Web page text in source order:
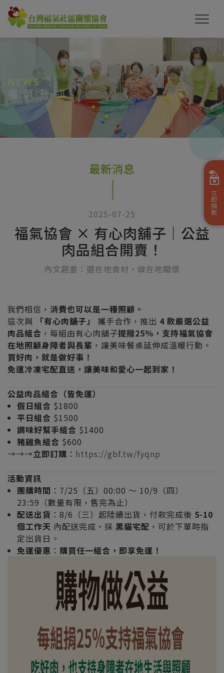
立
即
捐
款
NEWS
福氣新訊
最新消息
2025-07-25
福氣協會 × 有心肉舖子｜公益
肉品組合開賣！
內文題要：選在地食材，做在地關懷
我們相信， 消費也可以是一種照顧。
這次與
「有心肉舖子」 攜手合作，推出 4 款嚴選公益
肉品組合 ，每組由有心肉舖子提撥25％，支持福氣協會
在地照顧身障者與長輩 ，讓美味餐桌延伸成溫暖行動。
買好肉，就是做好事！
免運冷凍宅配直送，讓美味和愛心一起到家！
公益肉品組合（皆免運）
假日組合 $1800
平日組合 $1500
調味好幫手組合 $1400
豬雞魚組合 $600
→→→立即訂購 ： https://gbf.tw/fyqnp
活動資訊
團購時間 ：7/25（五）00:00 ～ 10/9（四）
23:59（數量有限，售完為止）
配送出貨 ：8/6（三）起陸續出貨，付款完成後 5-10
個工作天 內配送完成，採 黑貓宅配 ，可於下單時指
定出貨日。
免運優惠 ： 購買任一組合，即享免運！